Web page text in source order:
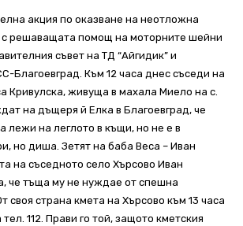
акция по оказване на неотложна
решаващата помощ на моторните шейни
съвет на ТД “Айгидик” и
Благоевград. Към 12 часа днес съседи на
Кривулска, живуща в махала Миело на с.
на дъщеря й Елка в Благоевград, че
лежи на леглото в къщи, но не е в
но диша. Зетят на баба Веса – Иван
на съседното село Хърсово Иван
че тъща му не нуждае от спешна
своя страна кмета на Хърсово към 13 часа
112. Прави го той, защото кметския